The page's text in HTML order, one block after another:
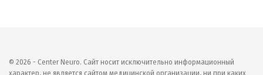
© 2026 - Center Neuro. Сайт носит исключительно информационный
характер, не является сайтом медицинской организации, ни при каких